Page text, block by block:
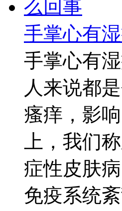
手掌心有
手掌心有
人来说都
瘙痒，影
上，我们
症性皮肤
免疫系统